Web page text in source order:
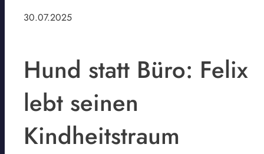
30.07.2025
Hund statt Büro: Felix
lebt seinen
Kindheitstraum